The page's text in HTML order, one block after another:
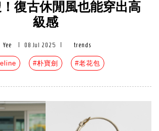
復古休閒風也能穿出高
級感
Yee 08 Jul 2025 trends
#朴寶劍 #老花包